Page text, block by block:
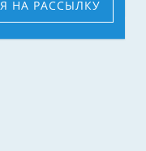
НА РАССЫЛКУ